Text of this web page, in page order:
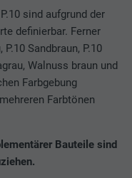
sind aufgrund der
definierbar. Ferner
Sandbraun, P.10
Walnuss braun und
Farbgebung
Farbtönen
Bauteile sind
um eine Reihe
anzuzeigen, zum